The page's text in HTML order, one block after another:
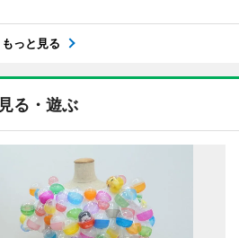
もっと見る
見る・遊ぶ